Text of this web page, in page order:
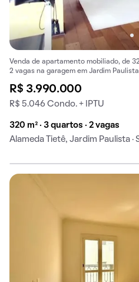
Venda de apartamento mobiliado, de
2 vagas na garagem em Jardim
R$ 3.990.000
R$ 5.046 Condo. + IPTU
320 m² · 3 quartos · 2 vagas
Alameda Tietê, Jardim Paulista ·